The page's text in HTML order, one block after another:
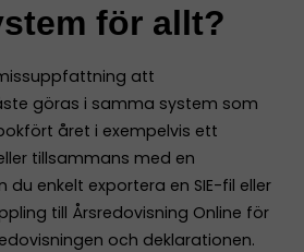
för allt?
att
göras i samma system som
året i exempelvis ett
tillsammans med en
du enkelt exportera en SIE-fil eller
till Årsredovisning Online för
och deklarationen.